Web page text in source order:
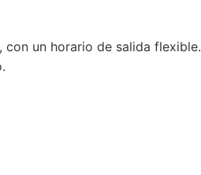
un horario de salida flexible.